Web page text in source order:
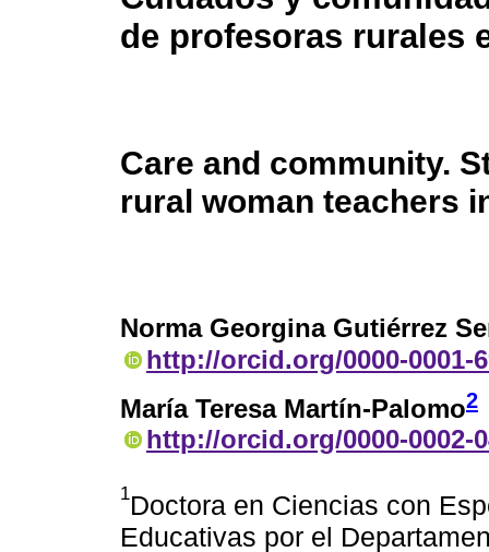
de profesoras rurales
Care and community.
rural woman teachers
Norma Georgina Gutiérrez
http://orcid.org/0000-0001-
María Teresa Martín-Palomo2
http://orcid.org/0000-0002-
1Doctora en Ciencias con
Educativas por el